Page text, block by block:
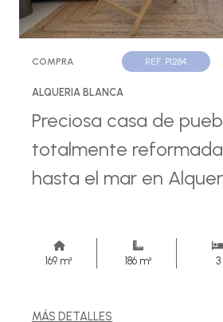
COMPRA REF. P1284
ALQUERIA BLANCA
Preciosa casa de
totalmente
hasta el mar en
169 m² 186 m² 3
MÁS DETALLES